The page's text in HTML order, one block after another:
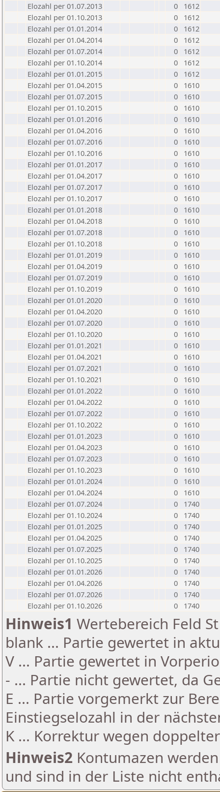
Elozahl per 01.07.2013
0
1612
Elozahl per 01.10.2013
0
1612
Elozahl per 01.01.2014
0
1612
Elozahl per 01.04.2014
0
1612
Elozahl per 01.07.2014
0
1612
Elozahl per 01.10.2014
0
1612
Elozahl per 01.01.2015
0
1612
Elozahl per 01.04.2015
0
1610
Elozahl per 01.07.2015
0
1610
Elozahl per 01.10.2015
0
1610
Elozahl per 01.01.2016
0
1610
Elozahl per 01.04.2016
0
1610
Elozahl per 01.07.2016
0
1610
Elozahl per 01.10.2016
0
1610
Elozahl per 01.01.2017
0
1610
Elozahl per 01.04.2017
0
1610
Elozahl per 01.07.2017
0
1610
Elozahl per 01.10.2017
0
1610
Elozahl per 01.01.2018
0
1610
Elozahl per 01.04.2018
0
1610
Elozahl per 01.07.2018
0
1610
Elozahl per 01.10.2018
0
1610
Elozahl per 01.01.2019
0
1610
Elozahl per 01.04.2019
0
1610
Elozahl per 01.07.2019
0
1610
Elozahl per 01.10.2019
0
1610
Elozahl per 01.01.2020
0
1610
Elozahl per 01.04.2020
0
1610
Elozahl per 01.07.2020
0
1610
Elozahl per 01.10.2020
0
1610
Elozahl per 01.01.2021
0
1610
Elozahl per 01.04.2021
0
1610
Elozahl per 01.07.2021
0
1610
Elozahl per 01.10.2021
0
1610
Elozahl per 01.01.2022
0
1610
Elozahl per 01.04.2022
0
1610
Elozahl per 01.07.2022
0
1610
Elozahl per 01.10.2022
0
1610
Elozahl per 01.01.2023
0
1610
Elozahl per 01.04.2023
0
1610
Elozahl per 01.07.2023
0
1610
Elozahl per 01.10.2023
0
1610
Elozahl per 01.01.2024
0
1610
Elozahl per 01.04.2024
0
1610
Elozahl per 01.07.2024
0
1740
Elozahl per 01.10.2024
0
1740
Elozahl per 01.01.2025
0
1740
Elozahl per 01.04.2025
0
1740
Elozahl per 01.07.2025
0
1740
Elozahl per 01.10.2025
0
1740
Elozahl per 01.01.2026
0
1740
Elozahl per 01.04.2026
0
1740
Elozahl per 01.07.2026
0
1740
Elozahl per 01.10.2026
0 1740
Hinweis1 Wertebereich Feld
blank ... Partie gewertet in
V ... Partie gewertet in
- ... Partie nicht gewertet, da
E ... Partie vorgemerkt zur
Einstiegselozahl in der
K ... Korrektur wegen
Hinweis2 Kontumazen
und sind in der Liste nicht